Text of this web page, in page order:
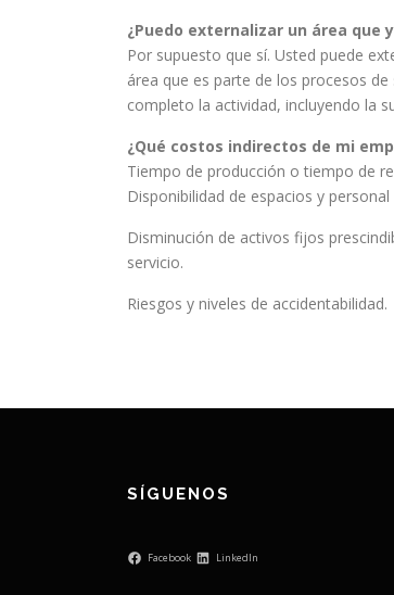
¿Puedo externalizar un área que
Por supuesto que sí. Usted puede
área que es parte de los procesos
completo la actividad, incluyendo la
¿Qué costos indirectos de mi
Tiempo de producción o tiempo de
Disponibilidad de espacios y
Disminución de activos fijos
servicio.
Riesgos y niveles de accidentabilidad.
SÍGUENOS
Facebook LinkedIn